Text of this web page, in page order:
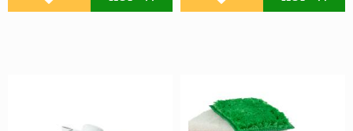
Lägg till i favoriter Lägg till i favoriter